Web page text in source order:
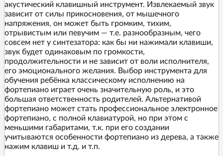
акустический клавишный инструмент. Извлекаемый звук
зависит от силы прикосновения, от мышечного
напряжения, он может быть громким, тихим,
отрывистым или певучим — т.е. разнообразным, чего
совсем нет у синтезатора: как бы ни нажимали клавиши,
звук будет одинаковым по громкости,
продолжительности и не зависит от воли исполнителя,
его эмоционального желания. Выбор инструмента для
обучения ребёнка классическому исполнению на
фортепиано играет очень значительную роль, и это
большая ответственность родителей. Альтернативой
фортепиано может стать профессиональное электронное
фортепиано, с полной клавиатурой, но при этом с
меньшими габаритами, т.к. при его создании
учитываются особенности фортепиано из дерева, а также
нажим клавиш и т.д. и т.п.